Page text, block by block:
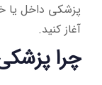
پزشکی داخل یا
آغاز کنید.
چرا